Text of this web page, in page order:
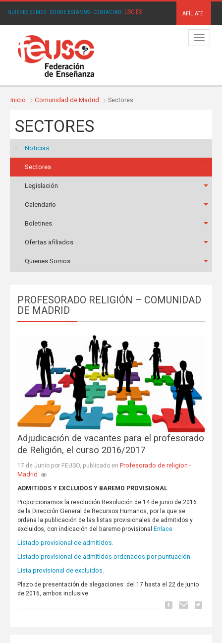
QUIÉNES SOMOS· DÓNDE ESTAMOS· CONTACTAR· USO.ES AFÍLIATE
Menú
Inicio Comunidad de Madrid Sectores
SECTORES
Noticias
Sectores
Legislación
Calendario
Boletines
Ofertas afiliados
Quienes Somos
PROFESORADO RELIGIÓN – COMUNIDAD
DE MADRID
Adjudicación de vacantes para el profesorado
de Religión, el curso 2016/2017
17 de Junio por FEUSO, publicado en Profesorado de religion -
Madrid
ADMITIDOS Y EXCLUIDOS Y BAREMO PROVISIONAL
Proporcionamos la resolución Resolución de 14 de junio de 2016
de la Dirección General de Recursos Humanos, por la que se
ordena la publicación de las listas provisionales de admitidos y
excluidos, con indicación del baremo provisional Enlace
Listado provisional de admitidos.
Listado provisional de admitidos ordenados por puntuación.
Lista provisional de excluidos.
Plazo de presentación de alegaciones: del 17 hasta el 22 de junio
de 2016, ambos inclusive.